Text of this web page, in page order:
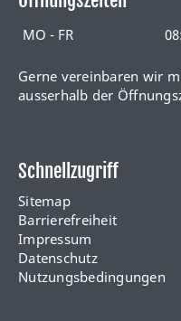
MO - FR
Gerne vereinbaren wir
ausserhalb der
Schnellzugriff
Sitemap
Barrierefreiheit
Impressum
Datenschutz
Nutzungsbedingungen